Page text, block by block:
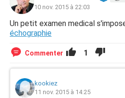
10 nov. 2015 à 22:03
Un petit examen medical
échographie
Commenter 1
kookiez
11 nov. 2015 à 14:25